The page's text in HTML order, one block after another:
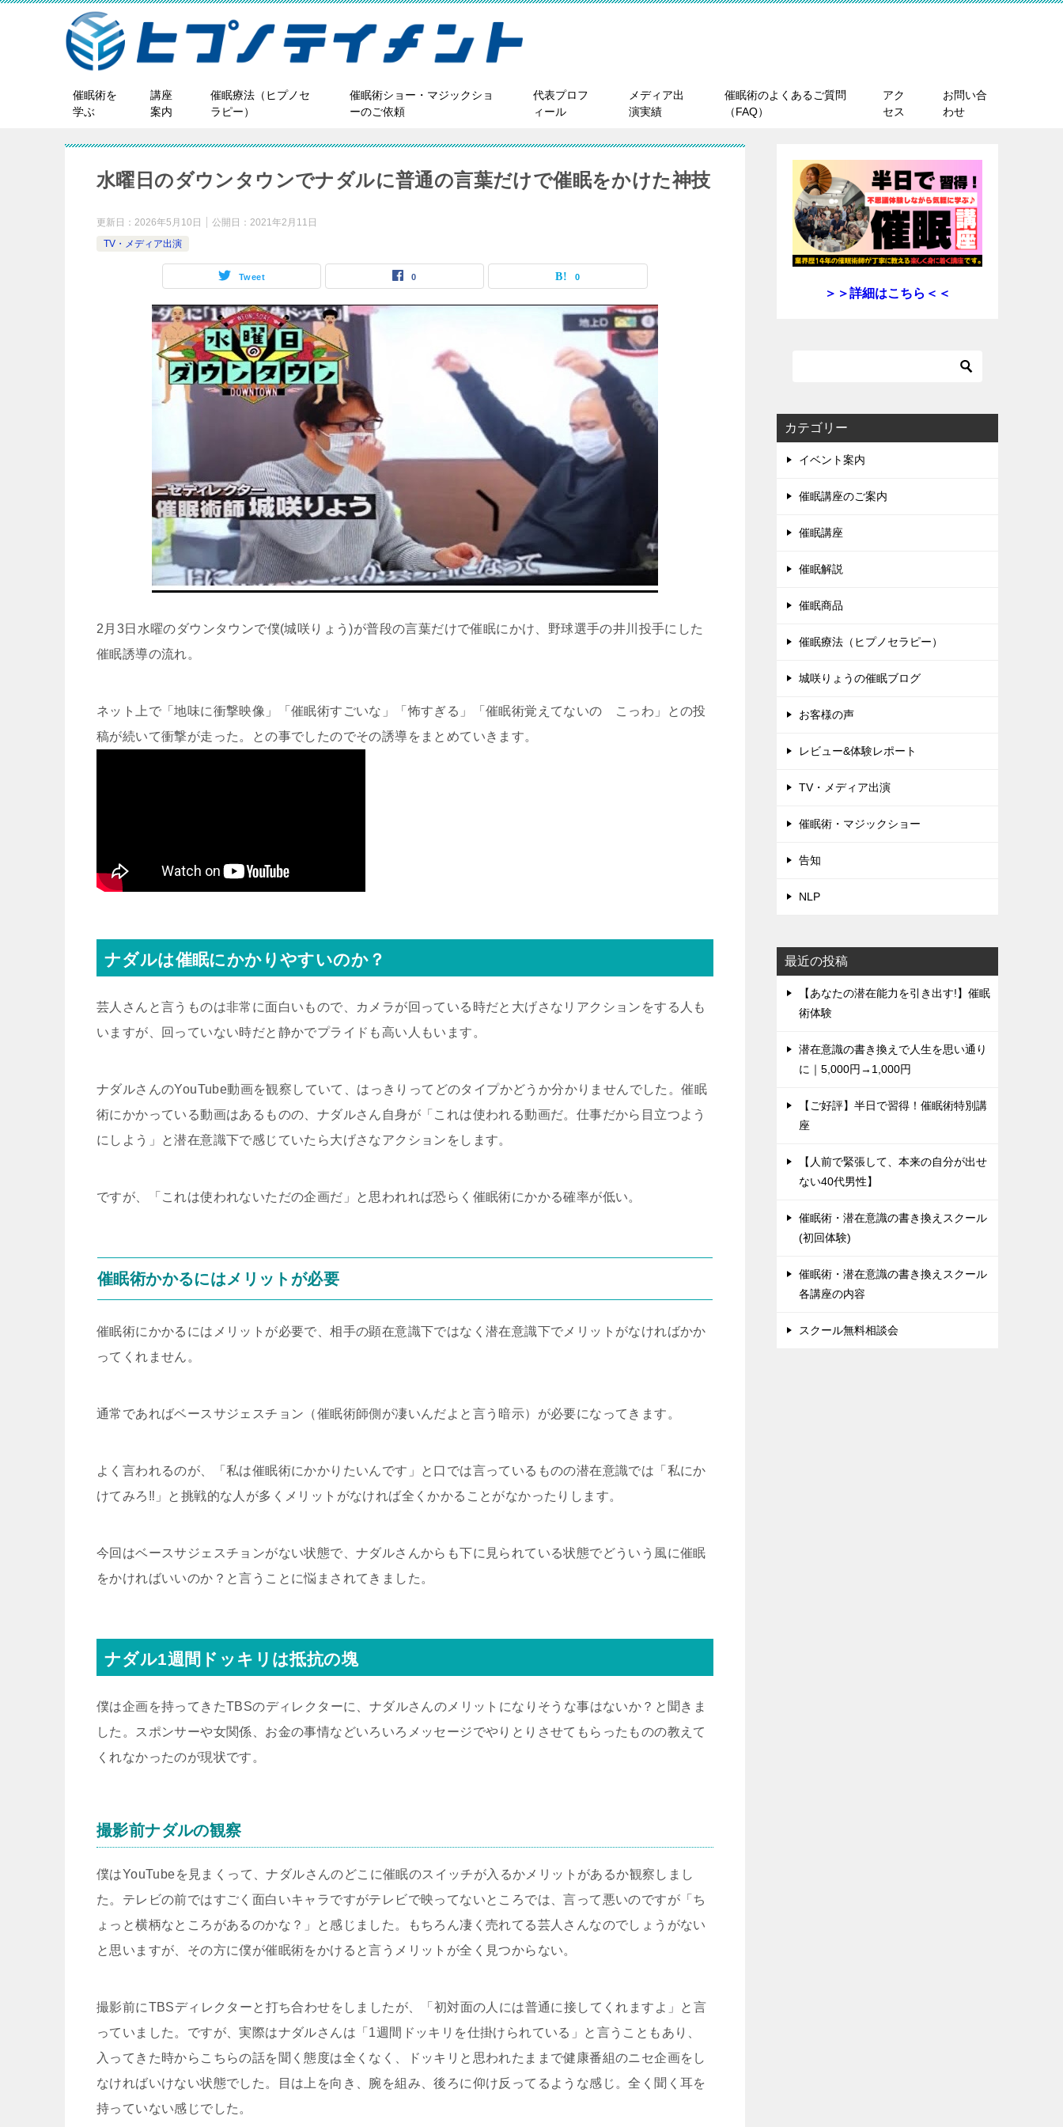
催眠術を
学ぶ
講座
案内
催眠療法（ヒプノセ
ラピー）
催眠術ショー・マジックショ
ーのご依頼
代表プロフ
ィール
メディア出
演実績
催眠術のよくあるご質問
（FAQ）
アク
セス
お問い合
わせ
水曜日のダウンタウンでナダルに普通の言葉だけで催眠をかけた神技
更新日： 2026年5月10日 公開日： 2021年2月11日
TV・メディア出演
Tweet 0 0
2 月 3日水曜のダウンタウンで僕(城咲りょう)が普段の言葉だけで催眠にかけ、野球選手の井川投手にした
催眠誘導の流れ。
ネット上で「地味に衝撃映像」「催眠術すごいな」「怖すぎる」「催眠術覚えてないの こっわ」との投
稿が続いて衝撃が走った。との事でしたのでその誘導をまとめていきます。
ナダルは催眠にかかりやすいのか？
芸人さんと言うものは非常に面白いもので、カメラが回っている時だと大げさなリアクションをする人も
いますが、回っていない時だと静かでプライドも高い人もいます。
ナダルさんのYouTube動画を観察していて、はっきりってどのタイプかどうか分かりませんでした。催眠
術にかかっている動画はあるものの、ナダルさん自身が「これは使われる動画だ。仕事だから目立つよう
にしよう」と潜在意識下で感じていたら大げさなアクションをします。
ですが、「これは使われないただの企画だ」と思われれば恐らく催眠術にかかる確率が低い。
催眠術かかるにはメリットが必要
催眠術にかかるにはメリットが必要で、相手の顕在意識下ではなく潜在意識下でメリットがなければかか
ってくれません。
通常であればベースサジェスチョン（催眠術師側が凄いんだよと言う暗示）が必要になってきます。
よく言われるのが、「私は催眠術にかかりたいんです」と口では言っているものの潜在意識では「私にか
けてみろ ‼︎ 」と挑戦的な人が多くメリットがなければ全くかかることがなかったりします。
今回はベースサジェスチョンがない状態で、ナダルさんからも下に見られている状態でどういう風に催眠
をかければいいのか？と言うことに悩まされてきました。
ナダル1週間ドッキリは抵抗の塊
僕は企画を持ってきたTBSのディレクターに、ナダルさんのメリットになりそうな事はないか？と聞きま
した。スポンサーや女関係、お金の事情などいろいろメッセージでやりとりさせてもらったものの教えて
くれなかったのが現状です。
撮影前ナダルの観察
僕はYouTubeを見まくって、ナダルさんのどこに催眠のスイッチが入るかメリットがあるか観察しまし
た。テレビの前ではすごく面白いキャラですがテレビで映ってないところでは、言って悪いのですが「ち
ょっと横柄なところがあるのかな？」と感じました。もちろん凄く売れてる芸人さんなのでしょうがない
と思いますが、その方に僕が催眠術をかけると言うメリットが全く見つからない。
撮影前にTBSディレクターと打ち合わせをしましたが、「初対面の人には普通に接してくれますよ」と言
っていました。ですが、実際はナダルさんは「 1週間ドッキリを仕掛けられている」と言うこともあり、
入ってきた時からこちらの話を聞く態度は全くなく、ドッキリと思われたままで健康番組のニセ企画をし
なければいけない状態でした。目は上を向き、腕を組み、後ろに仰け反ってるような感じ。全く聞く耳を
持っていない感じでした。
＞＞詳細はこちら＜＜
カテゴリー
イベント案内
催眠講座のご案内
催眠講座
催眠解説
催眠商品
催眠療法（ヒプノセラピー）
城咲りょうの催眠ブログ
お客様の声
レビュー&体験レポート
TV・メディア出演
催眠術・マジックショー
告知
NLP
最近の投稿
【あなたの潜在能力を引き出す!】催眠
術体験
潜在意識の書き換えで人生を思い通り
に｜5,000円→1,000円
【ご好評】半日で習得！催眠術特別講
座
【人前で緊張して、本来の自分が出せ
ない40代男性】
催眠術・潜在意識の書き換えスクール
(初回体験)
催眠術・潜在意識の書き換えスクール
各講座の内容
スクール無料相談会